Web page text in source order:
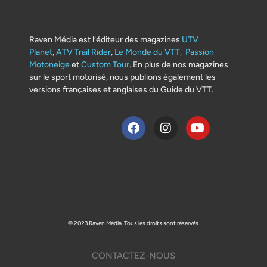
Raven Média est l’éditeur des magazines UTV
Planet,ATV Trail Rider, Le Monde du VTT, Passion
MotoneigeetCustom Tour. En plus de nos magazines
sur le sport motorisé, nous publions également les
versions françaises et anglaises du Guide du VTT.
© 2023 Raven Média. Tous les droits sont réservés.
CONTACTEZ-NOUS